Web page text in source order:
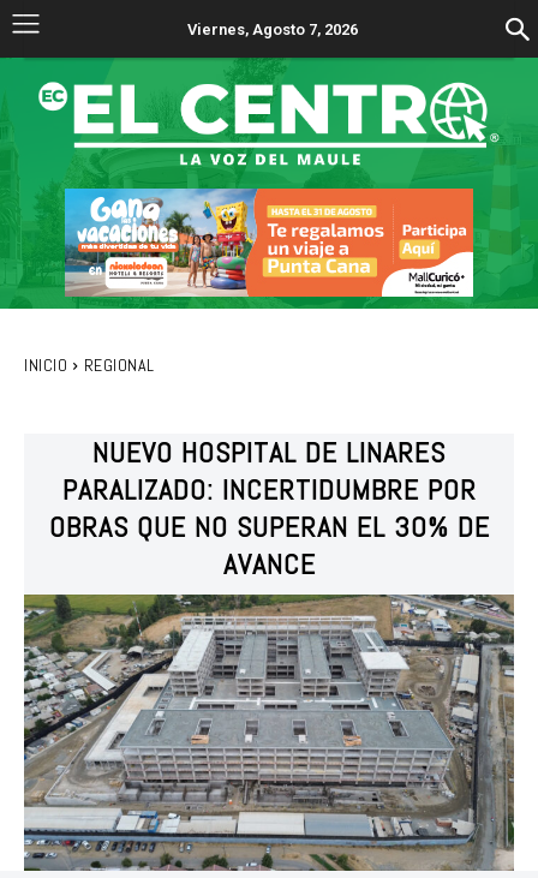
Viernes, Agosto 7, 2026
INICIO REGIONAL
NUEVO HOSPITAL DE LINARES
PARALIZADO: INCERTIDUMBRE POR
OBRAS QUE NO SUPERAN EL 30% DE
AVANCE